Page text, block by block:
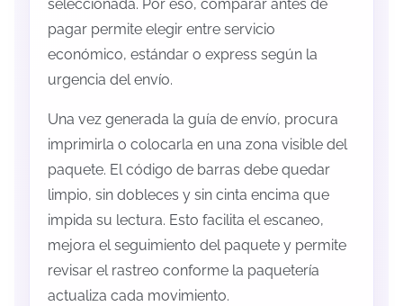
seleccionada. Por eso, comparar antes de
pagar permite elegir entre servicio
económico, estándar o express según la
urgencia del envío.
Una vez generada la guía de envío, procura
imprimirla o colocarla en una zona visible del
paquete. El código de barras debe quedar
limpio, sin dobleces y sin cinta encima que
impida su lectura. Esto facilita el escaneo,
mejora el seguimiento del paquete y permite
revisar el rastreo conforme la paquetería
actualiza cada movimiento.